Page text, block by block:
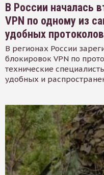
В России началась
VPN по одному из
удобных протоколов
В регионах России
блокировок VPN по
технические
удобных и